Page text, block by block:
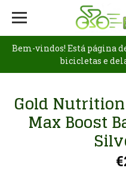
Bem-vindos! Está página
bicicletas e
Gold
Max Boost